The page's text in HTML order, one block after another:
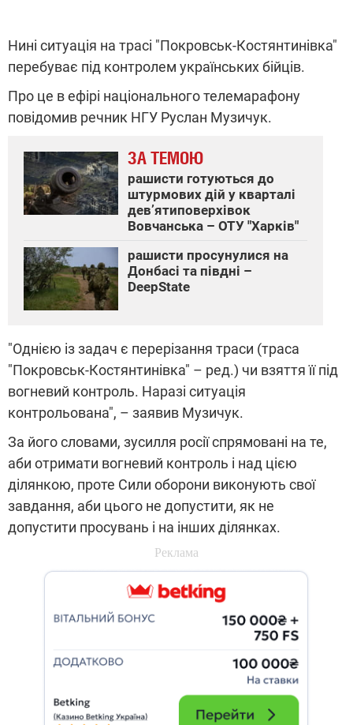
Нині ситуація на трасі "Покровськ-Костянтинівка"
перебуває під контролем українських бійців.
Про це в ефірі національного телемарафону
повідомив речник НГУ Руслан Музичук.
ЗА ТЕМОЮ
рашисти готуються до
штурмових дій у кварталі
девʼятиповерхівок
Вовчанська – ОТУ "Харків"
рашисти просунулися на
Донбасі та півдні –
DeepState
"Однією із задач є перерізання траси (траса
"Покровськ-Костянтинівка" – ред.) чи взяття її під
вогневий контроль. Наразі ситуація
контрольована", – заявив Музичук.
За його словами, зусилля росії спрямовані на те,
аби отримати вогневий контроль і над цією
ділянкою, проте Сили оборони виконують свої
завдання, аби цього не допустити, як не
допустити просувань і на інших ділянках.